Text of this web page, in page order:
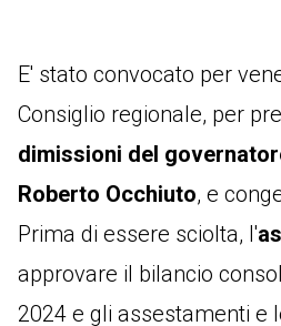
E' stato convocato per
Consiglio regionale, per
dimissioni del
Roberto Occhiuto, e
Prima di essere sciolta, l'
approvare il bilancio
2024 e gli assestamenti e